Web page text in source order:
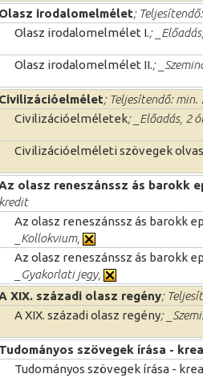
Olasz irodalomelmélet;
Olasz irodalomelmélet I.;
Olasz irodalomelmélet II.;
Civilizációelmélet; Teljesítendő: min.
Civilizációelméletek; _Előadás, 2
Civilizációelméleti szövegek
olasz reneszánssz ás barokk
kredit
Az olasz reneszánssz ás barokk
_Kollokvium,
Az olasz reneszánssz ás barokk
_Gyakorlati jegy,
XIX. századi olasz regény;
A XIX. századi olasz regény;
Tudományos szövegek írása -
Tudományos szövegek írása -